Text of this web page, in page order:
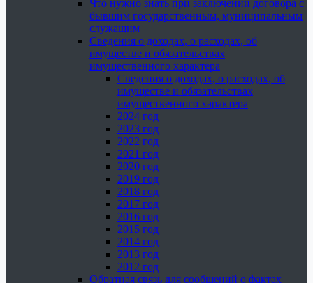
Что нужно знать при заключении договора с
бывшим государственным, муниципальным
служащим
Сведения о доходах, о расходах, об
имуществе и обязательствах
имущественного характера
Сведения о доходах, о расходах, об
имуществе и обязательствах
имущественного характера
2024 год
2023 год
2022 год
2021 год
2020 год
2019 год
2018 год
2017 год
2016 год
2015 год
2014 год
2013 год
2012 год
Обратная связь для сообщений о фактах